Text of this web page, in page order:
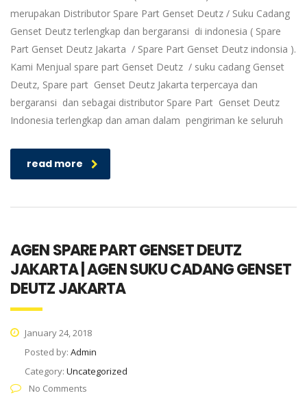
merupakan Distributor Spare Part Genset Deutz / Suku Cadang
Genset Deutz terlengkap dan bergaransi di indonesia ( Spare
Part Genset Deutz Jakarta / Spare Part Genset Deutz indonsia ).
Kami Menjual spare part Genset Deutz / suku cadang Genset
Deutz, Spare part Genset Deutz Jakarta terpercaya dan
bergaransi dan sebagai distributor Spare Part Genset Deutz
Indonesia terlengkap dan aman dalam pengiriman ke seluruh
read more
AGEN SPARE PART GENSET DEUTZ
JAKARTA | AGEN SUKU CADANG GENSET
DEUTZ JAKARTA
January 24, 2018
Posted by: Admin
Category: Uncategorized
No Comments